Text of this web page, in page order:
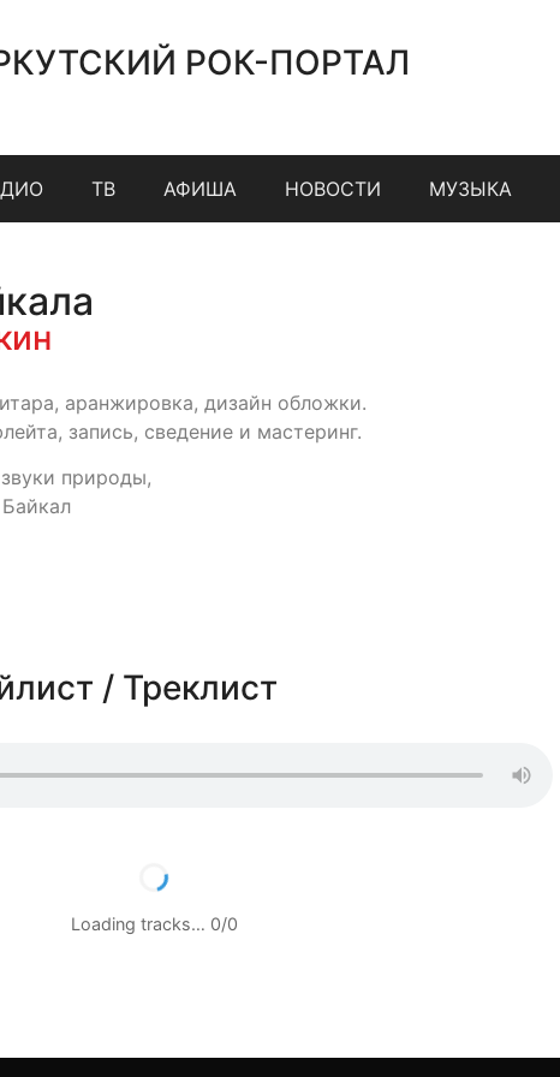
РОК-ПОРТАЛ
ТВ АФИША НОВОСТИ МУЗЫКА
аранжировка, дизайн обложки.
запись, сведение и мастеринг.
природы,
/ Треклист
Loading tracks… 0/0